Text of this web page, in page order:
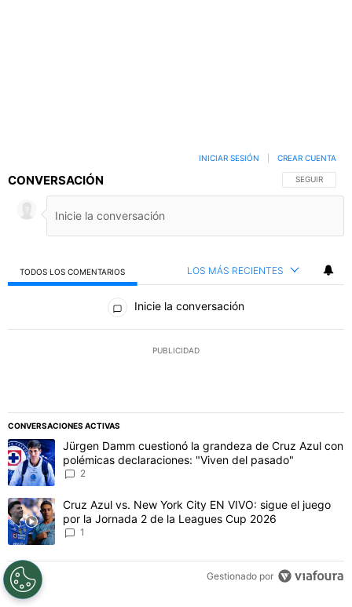
CONVERSACIÓN SIGA ESTA
SEGUIR
INICIAR SESIÓN CREAR CUENTA
TODOS LOS COMENTARIOS LOS MÁS RECIENTES
Todos los comentarios
Inicie la conversación
PUBLICIDAD
CONVERSACIONES ACTIVAS
Este listado muestra los artículos con más comentarios en los
Un artículo de tendencia con el título "Jürgen Damm cuestionó la
Jürgen Damm cuestionó la grandeza de Cruz Azul con
polémicas declaraciones: "Viven del pasado"
2
Un artículo de tendencia con el título "Cruz Azul vs. New York
Cruz Azul vs. New York City EN VIVO: sigue el juego
por la Jornada 2 de la Leagues Cup 2026
1
Gestionado por